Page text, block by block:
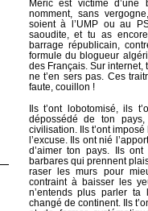
Méric est victime d’une
nomment, sans
soient à l’UMP ou au
saoudite, et tu as
barrage républicain,
formule du blogueur
des Français. Sur internet,
ne t’en sers pas. Ces
faute, couillon !
Ils t’ont lobotomisé, ils
dépossédé de ton
civilisation. Ils t’ont
l’excuse. Ils ont nié
d’aimer ton pays. Ils
barbares qui prennent
raser les murs pour
contraint à baisser les
n’entends plus parler ta
changé de continent. Ils